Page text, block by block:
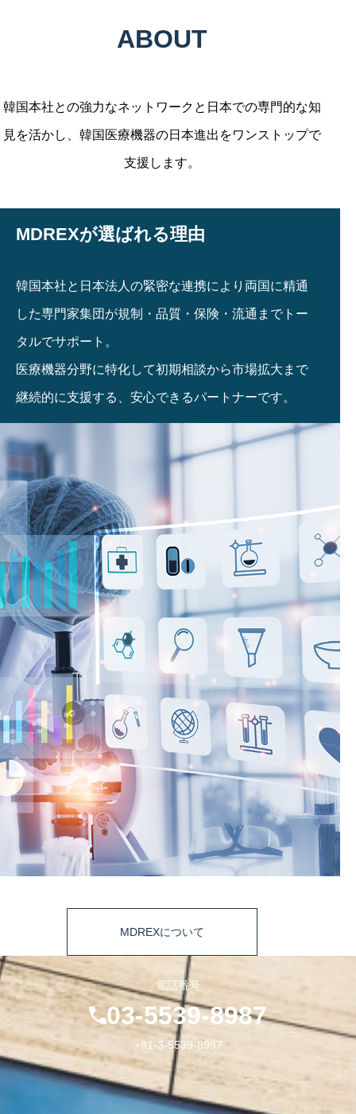
ABOUT
韓国本社との強力なネットワークと日本での専門的な知
見を活かし、韓国医療機器の日本進出をワンストップで
支援します。
MDREXが選ばれる理由
韓国本社と日本法人の緊密な連携により両国に精通
した専門家集団が規制・品質・保険・流通までトー
タルでサポート。
医療機器分野に特化して初期相談から市場拡大まで
継続的に支援する、安心できるパートナーです。
MDREXについて
電話番号
03-5539-8987
+81-3-5539-8987